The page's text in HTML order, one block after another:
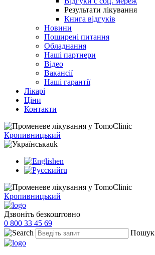
Результати лікування
Книга відгуків
Новини
Поширені питання
Обладнання
Наші партнери
Відео
Вакансії
Наші гарантії
Лікарі
Ціни
Контакти
Кропивницький
uk
en
ru
Кропивницький
Дзвоніть безкоштовно
0 800 33 45 69
Пошук